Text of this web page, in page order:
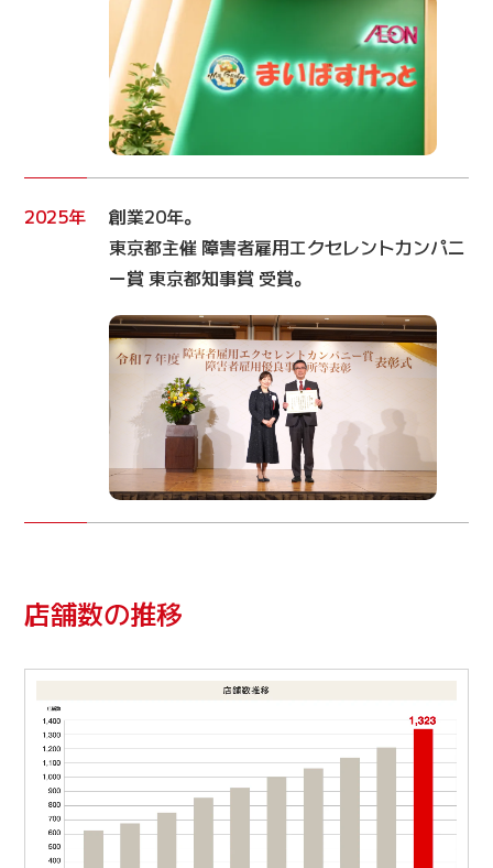
2025年
創業20年。
東京都主催 障害者雇用エクセレントカンパニ
ー賞 東京都知事賞 受賞。
店舗数の推移